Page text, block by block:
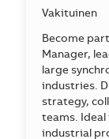
Vakituinen
Become
Manager,
large
industries.
strategy,
teams.
industrial